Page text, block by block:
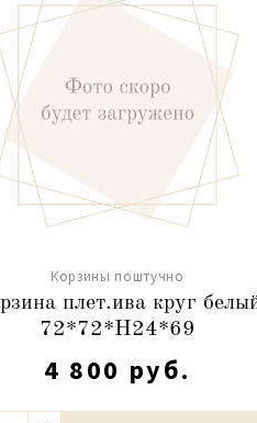
Корзины поштучно
плет.ива круг
72*72*H24*69
4 800 руб.